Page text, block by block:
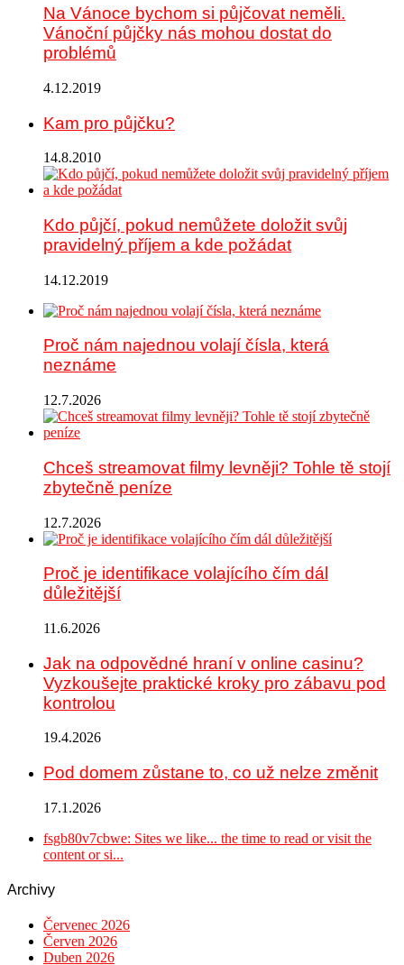
Na Vánoce bychom si půjčovat neměli.
Vánoční půjčky nás mohou dostat do
problémů
4.12.2019
Kam pro půjčku?
14.8.2010
Kdo půjčí, pokud nemůžete doložit svůj
pravidelný příjem a kde požádat
14.12.2019
Proč nám najednou volají čísla, která
neznáme
12.7.2026
Chceš streamovat filmy levněji? Tohle tě stojí
zbytečně peníze
12.7.2026
Proč je identifikace volajícího čím dál
důležitější
11.6.2026
Jak na odpovědné hraní v online casinu?
Vyzkoušejte praktické kroky pro zábavu pod
kontrolou
19.4.2026
Pod domem zůstane to, co už nelze změnit
17.1.2026
fsgb80v7cbwe: Sites we like... the time to read or visit the
content or si...
Archivy
Červenec 2026
Červen 2026
Duben 2026